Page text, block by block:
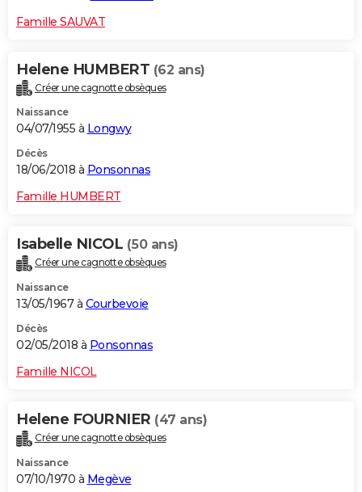
Famille SAUVAT
Helene HUMBERT (62 ans)
Créer une cagnotte obsèques
Naissance
04/07/1955 à Longwy
Décès
18/06/2018 à Ponsonnas
Famille HUMBERT
Isabelle NICOL (50 ans)
Créer une cagnotte obsèques
Naissance
13/05/1967 à Courbevoie
Décès
02/05/2018 à Ponsonnas
Famille NICOL
Helene FOURNIER (47 ans)
Créer une cagnotte obsèques
Naissance
07/10/1970 à Megève